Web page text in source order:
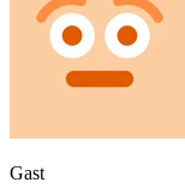
Gast